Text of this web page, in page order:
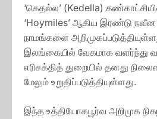
‘கெதல்ல’ (Kedella)
‘Hoymiles’ ஆகிய இரண்டு
நாமங்களை
இலங்கையில் வேகமாக வளர்ந்து
எரிசக்தித் துறையில் தனது
மேலும் உறுதிப்படுத்தியுள்ளது.
இந்த உத்தியோகபூர்வ அறிமுக